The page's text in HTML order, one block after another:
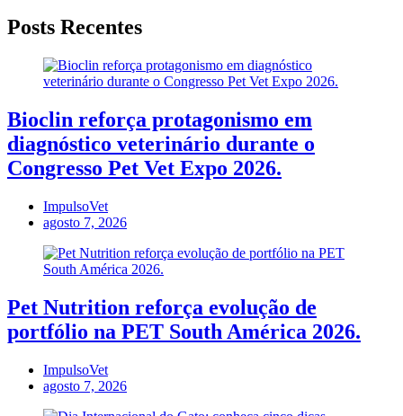
Posts Recentes
Bioclin reforça protagonismo em
diagnóstico veterinário durante o
Congresso Pet Vet Expo 2026.
ImpulsoVet
agosto 7, 2026
Pet Nutrition reforça evolução de
portfólio na PET South América 2026.
ImpulsoVet
agosto 7, 2026